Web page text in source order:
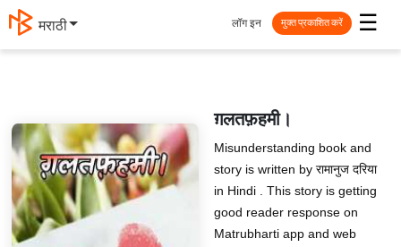
मराठी ☰
लॉग इन मुक्त प्रकाशित करें
ग़लतफ़हमी।
Misunderstanding book and
story is written by रामानुज दरिया
in Hindi . This story is getting
good reader response on
Matrubharti app and web